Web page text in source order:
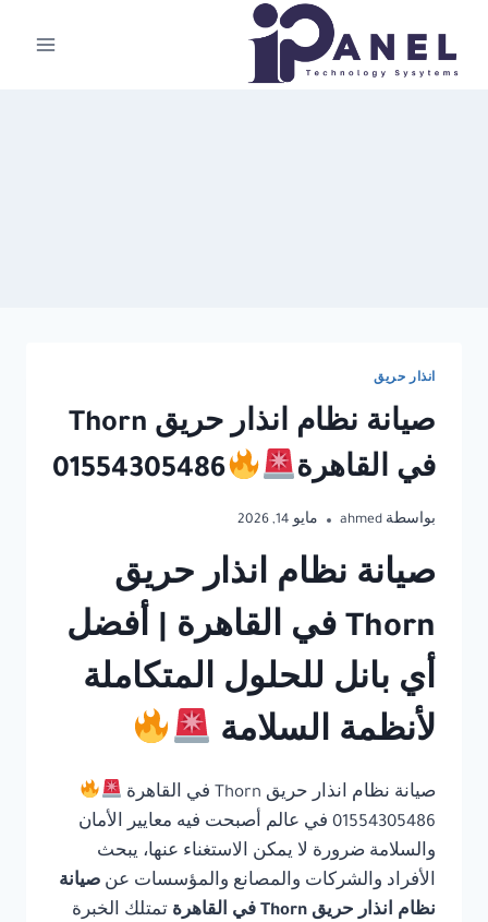
المحتوى
انذار حريق
صيانة نظام انذار حريق Thorn
في القاهرة
01554305486
بواسطة ahmed مايو 14, 2026
صيانة نظام انذار حريق
Thorn في القاهرة | أفضل
أي بانل للحلول المتكاملة
لأنظمة السلامة
صيانة نظام انذار حريق Thorn في القاهرة
01554305486 في عالم أصبحت فيه معايير الأمان
والسلامة ضرورة لا يمكن الاستغناء عنها، يبحث
الأفراد والشركات والمصانع والمؤسسات عن صيانة
نظام انذار حريق Thorn في القاهرة
تمتلك الخبرة